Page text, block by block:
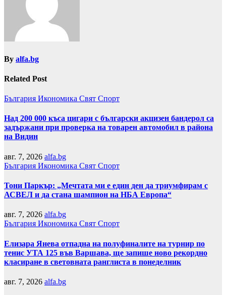
By alfa.bg
Related Post
България Икономика Свят Спорт
Над 200 000 къса цигари с български акцизен бандерол са
задържани при проверка на товарен автомобил в района
на Видин
авг. 7, 2026 alfa.bg
България Икономика Свят Спорт
Тони Паркър: „Мечтата ми е един ден да триумфирам с
АСВЕЛ и да стана шампион на НБА Европа“
авг. 7, 2026 alfa.bg
България Икономика Свят Спорт
Елизара Янева отпадна на полуфиналите на турнир по
тенис УТА 125 във Варшава, ще запише ново рекордно
класиране в световната ранглиста в понеделник
авг. 7, 2026 alfa.bg